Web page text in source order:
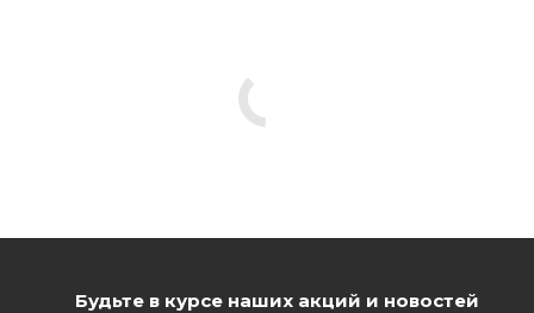
Будьте в курсе наших акций и новостей